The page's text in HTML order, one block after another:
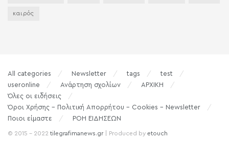
καιρός
All categories Newsletter tags
test
useronline
Ανάρτηση σχολίων
ΑΡΧΙΚΗ
Όλες οι ειδήσεις
Όροι Χρήσης – Πολιτική Απορρήτου – Cookies – Newsletter
Ποιοι είμαστε
ΡΟΗ ΕΙΔΗΣΕΩΝ
© 2015 - 2022 tilegrafimanews.gr| Produced by etouch